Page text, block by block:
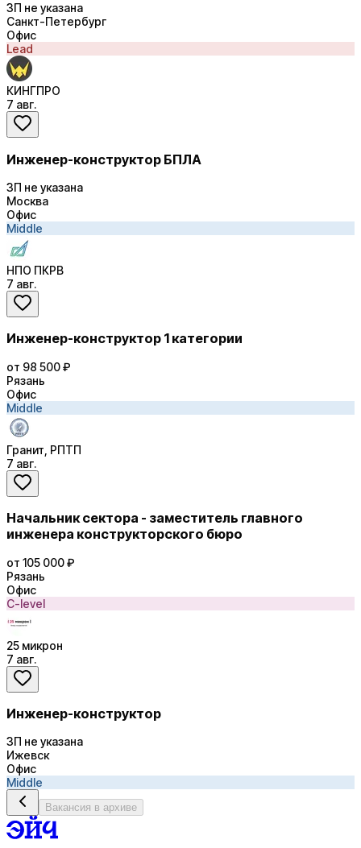
ЗП не указана
Санкт-Петербург
Офис
Lead
КИНГПРО
7 авг.
Инженер-конструктор БПЛА
ЗП не указана
Москва
Офис
Middle
НПО ПКРВ
7 авг.
Инженер-конструктор 1 категории
от 98 500 ₽
Рязань
Офис
Middle
Гранит, РПТП
7 авг.
Начальник сектора - заместитель главного
инженера конструкторского бюро
от 105 000 ₽
Рязань
Офис
C-level
25 микрон
7 авг.
Инженер-конструктор
ЗП не указана
Ижевск
Офис
Middle
Вакансия в архиве